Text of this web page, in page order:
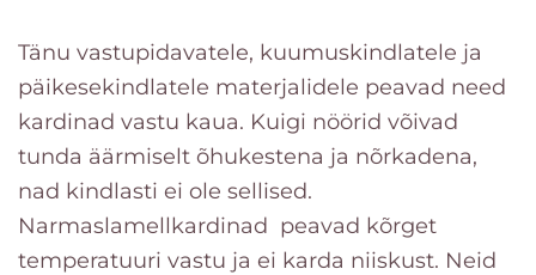
Fotorulood
Pimendavad rulood
Screen-kangast ruloo
Rulood Standard
Narmaslamellid
Püstlamellkardinad "Wave"
Turvakardinad
Fassaadiribakardinad
Volditud võrgud akendele
Tänu vastupidavatele, kuumuskindlatele ja
päikesekindlatele materjalidele peavad need
kardinad vastu kaua. Kuigi nöörid võivad
tunda äärmiselt õhukestena ja nõrkadena,
nad kindlasti ei ole sellised.
Narmaslamellkardinad peavad kõrget
temperatuuri vastu ja ei karda niiskust. Neid